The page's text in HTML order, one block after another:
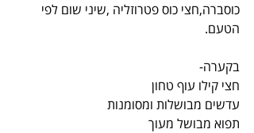
כוסברה,חצי כוס פטרוזליה ,שיני שום לפי
הטעם.
בקערה-
חצי קילו עוף טחון
עדשים מבושלות ומסומנות
תפוא מבושל מעוך